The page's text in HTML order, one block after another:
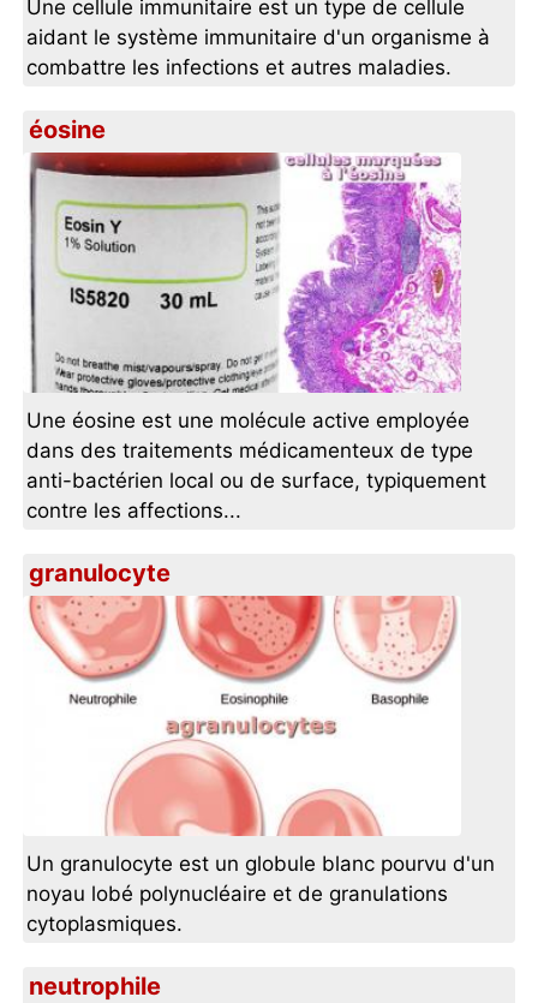
Une cellule immunitaire est un type de cellule
aidant le système immunitaire d'un organisme à
combattre les infections et autres maladies.
éosine
Une éosine est une molécule active employée
dans des traitements médicamenteux de type
anti-bactérien local ou de surface, typiquement
contre les affections...
granulocyte
Un granulocyte est un globule blanc pourvu d'un
noyau lobé polynucléaire et de granulations
cytoplasmiques.
neutrophile